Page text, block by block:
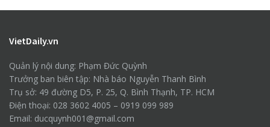
VietDaily.vn
Quản lý nội dung: Phạm Đức Quỳnh
Trưởng ban biên tập: Nhà báo Nguyễn Thanh Bình
Trụ sở: 49 đường D5, P. 25, Q. Bình Thạnh, TP. HCM
Điện thoại: 028 3602 4005 – 0919 099 989
Email: ducquynh001@gmail.com